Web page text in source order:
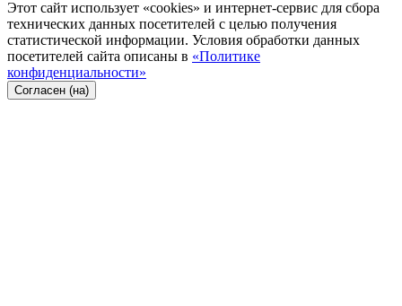
Этот сайт использует «cookies» и интернет-сервис для сбора
технических данных посетителей с целью получения
статистической информации. Условия обработки данных
посетителей сайта описаны в «Политике
конфиденциальности»
Согласен (на)